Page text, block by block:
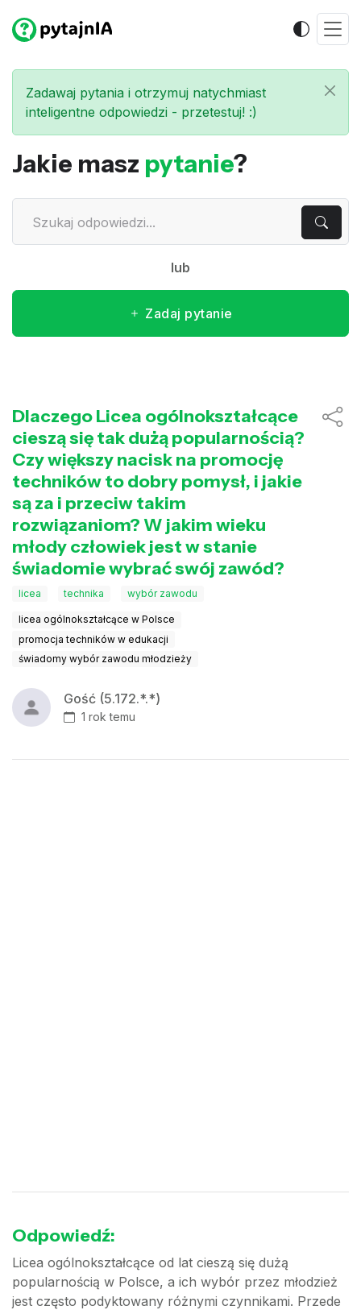
Zadawaj pytania i otrzymuj natychmiast
inteligentne odpowiedzi - przetestuj! :)
Jakie masz pytanie?
lub
Zadaj pytanie
Dlaczego Licea ogólnokształcące
cieszą się tak dużą popularnością?
Czy większy nacisk na promocję
techników to dobry pomysł, i jakie
są za i przeciw takim
rozwiązaniom? W jakim wieku
młody człowiek jest w stanie
świadomie wybrać swój zawód?
licea technika wybór zawodu
licea ogólnokształcące w Polsce
promocja techników w edukacji
świadomy wybór zawodu młodzieży
Gość (5.172.*.*)
1 rok temu
Odpowiedź:
Licea ogólnokształcące od lat cieszą się dużą
popularnością w Polsce, a ich wybór przez młodzież
jest często podyktowany różnymi czynnikami. Przede